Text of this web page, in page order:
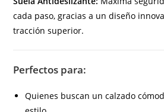
cada paso, gracias a un diseño
tracción superior.
Perfectos para:
Quienes buscan un calzado